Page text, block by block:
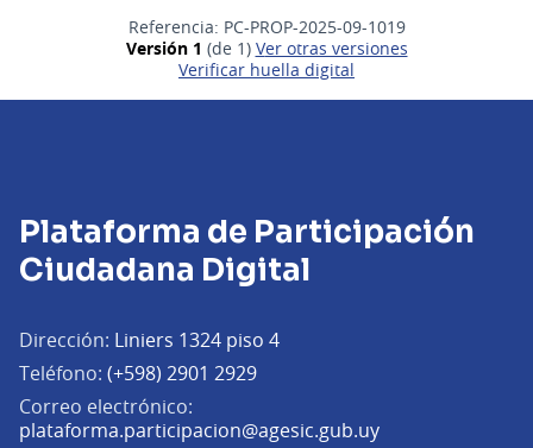
Referencia: PC-PROP-2025-09-1019
Versión 1 (de 1)
ver otras versiones
Verificar huella digital
Plataforma de Participación
Ciudadana Digital
Dirección: Liniers 1324 piso 4
Teléfono: (+598) 2901 2929
Correo electrónico:
plataforma.participacion@agesic.gub.uy(Abrir en una